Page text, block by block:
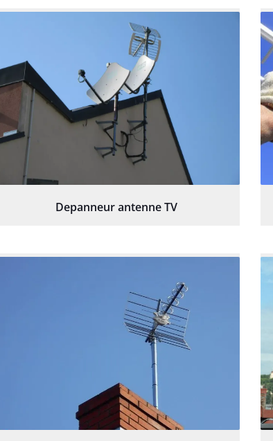
Depanneur antenne TV